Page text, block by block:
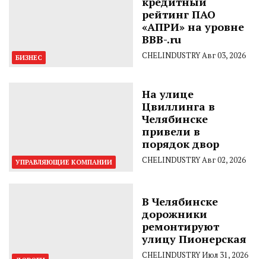
БИЗНЕС
рейтинг ПАО
«АПРИ» на уровне
BBB-.ru
CHELINDUSTRYАвг 03, 2026
УПРАВЛЯЮЩИЕ КОМПАНИИ
На улице
Цвиллинга в
Челябинске
привели в
порядок двор
CHELINDUSTRYАвг 02, 2026
В Челябинске
дорожники
ремонтируют
улицу Пионерская
CHELINDUSTRYИюл 31, 2026